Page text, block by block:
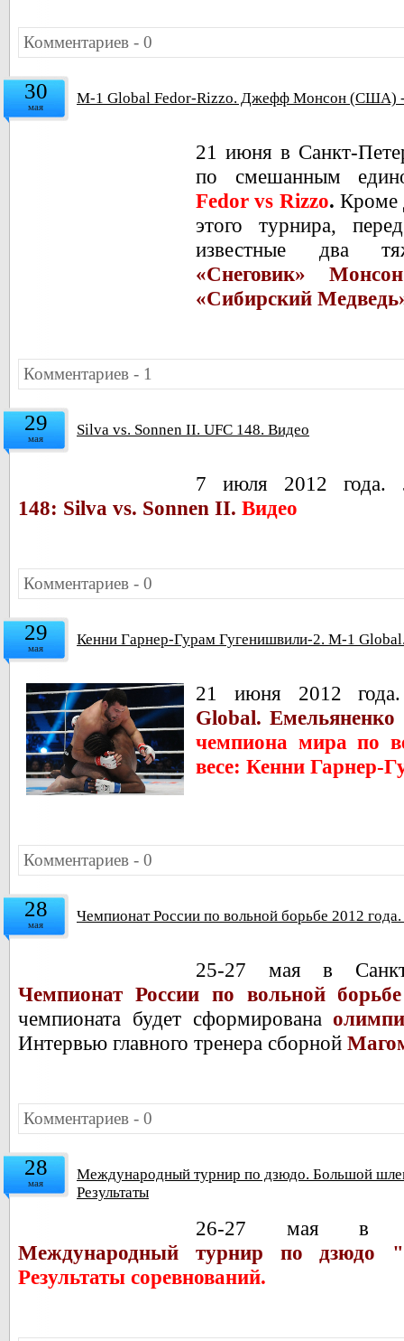
Комментариев - 0
30
мая M-1 Global Fedor-Rizzo. Джефф Монсон (США) -
21 июня в Санкт-
по смешанным
Fedor vs Rizzo.Кроме
этого турнира,
известные два
«Снеговик» Монсон
«Сибирский
Комментариев - 1
29
мая Silva vs. Sonnen II. UFC 148. Видео
7 июля 2012 года.
148: Silva vs. Sonnen II. Видео
Комментариев - 0
29
мая Кенни Гарнер-Гурам Гугенишвили-2. M-1
21 июня 2012
Global.
чемпиона мира по
весе: Кенни Гарнер-
Комментариев - 0
28
мая Чемпионат России по вольной борьбе 2012
25-27 мая в Санкт-
Чемпионат России по вольной
чемпионата будет сформирована
Интервью главного тренера сборной
Комментариев - 0
28
мая
Международный турнир по дзюдо. Большой
Результаты
26-27 мая в
Международный турнир по дзюдо
Результаты соревнований.